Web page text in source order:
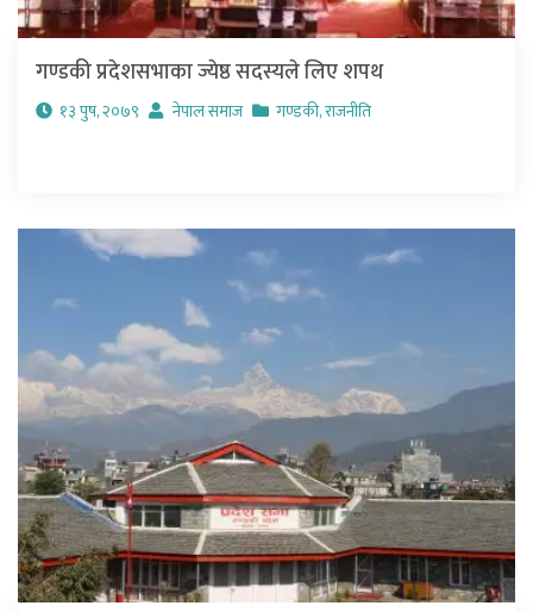
गण्डकी प्रदेशसभाका ज्येष्ठ सदस्यले लिए शपथ
१३ पुष, २०७९ नेपाल समाज गण्डकी,राजनीति